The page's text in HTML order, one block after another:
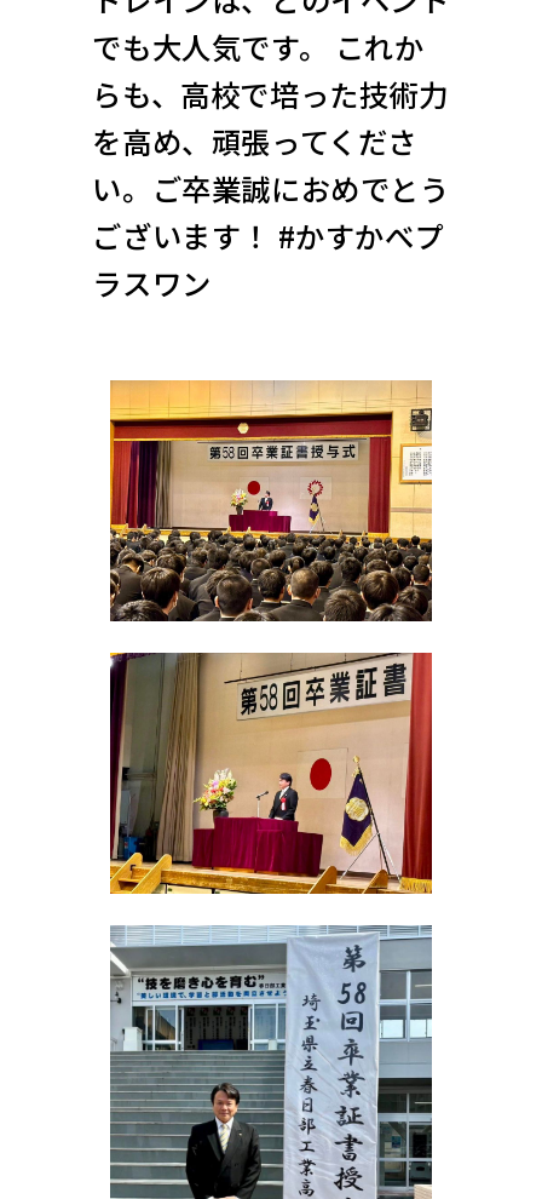
でも大人気です。 これか
らも、高校で培った技術力
を高め、頑張ってくださ
い。ご卒業誠におめでとう
ございます！ #かすかべプ
ラスワン